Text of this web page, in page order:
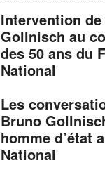
Intervention
Gollnisch au
des 50 ans du
National
Les
Bruno
homme d’état
National